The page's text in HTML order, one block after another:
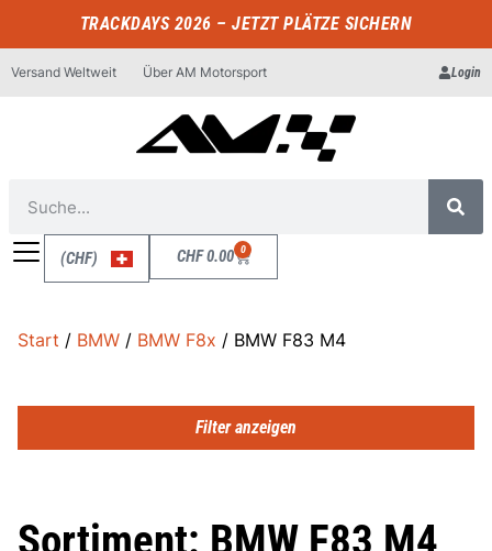
TRACKDAYS 2026 – JETZT PLÄTZE SICHERN
Versand Weltweit Über AM Motorsport Login
(CHF) CHF0.00 0
Start / BMW / BMW F8x / BMW F83 M4
Filter anzeigen